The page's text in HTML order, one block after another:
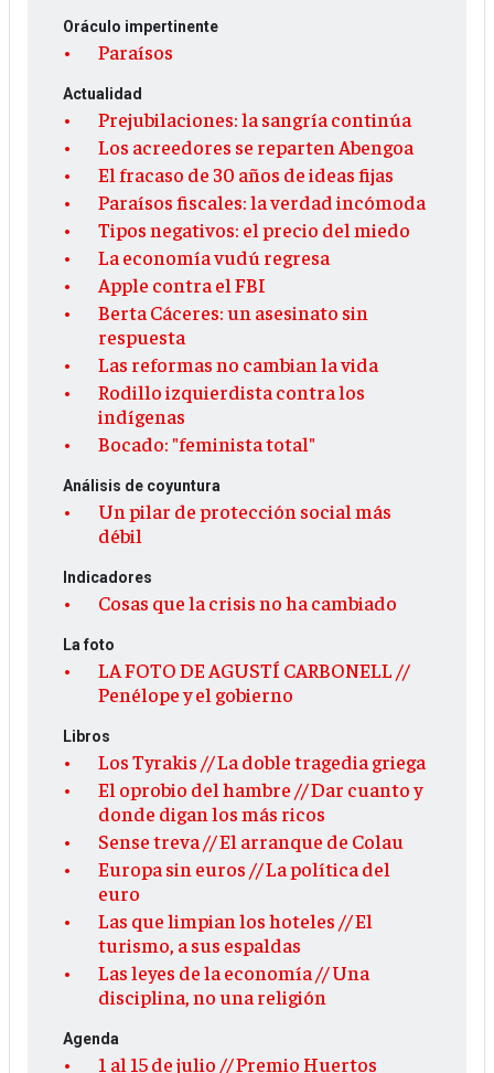
Oráculo impertinente
Paraísos
Actualidad
Prejubilaciones: la sangría continúa
Los acreedores se reparten Abengoa
El fracaso de 30 años de ideas fijas
Paraísos fiscales: la verdad incómoda
Tipos negativos: el precio del miedo
La economía vudú regresa
Apple contra el FBI
Berta Cáceres: un asesinato sin
respuesta
Las reformas no cambian la vida
Rodillo izquierdista contra los
indígenas
Bocado: "feminista total"
Análisis de coyuntura
Un pilar de protección social más
débil
Indicadores
Cosas que la crisis no ha cambiado
La foto
LA FOTO DE AGUSTÍ CARBONELL //
Penélope y el gobierno
Libros
Los Tyrakis // La doble tragedia griega
El oprobio del hambre // Dar cuanto y
donde digan los más ricos
Sense treva // El arranque de Colau
Europa sin euros // La política del
euro
Las que limpian los hoteles // El
turismo, a sus espaldas
Las leyes de la economía // Una
disciplina, no una religión
Agenda
1 al 15 de julio // Premio Huertos